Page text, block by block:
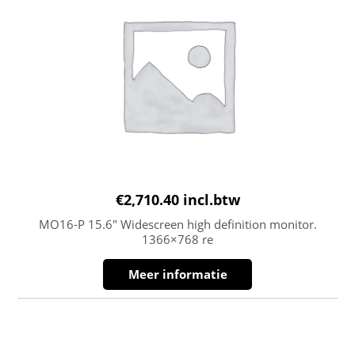
€2,710.40 incl.btw
MO16-P 15.6″ Widescreen high definition monitor.
1366×768 re
Meer informatie